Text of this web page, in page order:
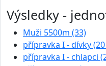
Výsledky -
Muži 5500m (33)
přípravka I - dívky
přípravka I - chlapci